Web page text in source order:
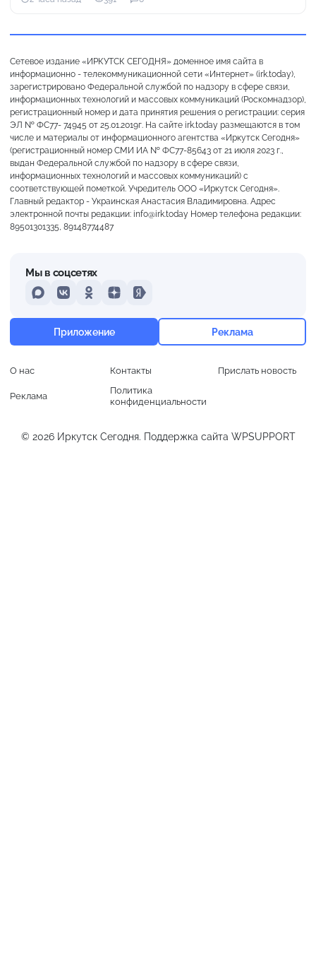
Сетевое издание «ИРКУТСК СЕГОДНЯ» доменное имя сайта в
информационно - телекоммуникационной сети «Интернет» (irk.today),
зарегистрировано Федеральной службой по надзору в сфере связи,
информационных технологий и массовых коммуникаций (Роскомнадзор),
регистрационный номер и дата принятия решения о регистрации: серия
ЭЛ № ФС77- 74945 от 25.01.2019г. На сайте irk.today размещаются в том
числе и материалы от информационного агентства «Иркутск Сегодня»
(регистрационный номер СМИ ИА № ФС77-85643 от 21 июля 2023 г.,
выдан Федеральной службой по надзору в сфере связи,
информационных технологий и массовых коммуникаций) с
соответствующей пометкой. Учредитель ООО «Иркутск Сегодня».
Главный редактор - Украинская Анастасия Владимировна. Адрес
электронной почты редакции: info@irk.today Номер телефона редакции:
89501301335, 89148774487
О нас Контакты Прислать новость
Реклама
Политика
конфиденциальности
Мы в соцсетях
MAXVKontakteOdnoklassniki
DzenYandex
Приложение Реклама
© 2026 Иркутск Сегодня. Поддержка сайта WPSUPPORT